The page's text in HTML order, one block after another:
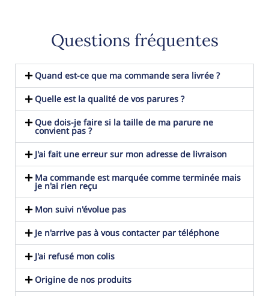
Questions fréquentes
Quand est-ce que ma commande sera livrée ?
Quelle est la qualité de vos parures ?
Que dois-je faire si la taille de ma parure ne
convient pas ?
J'ai fait une erreur sur mon adresse de livraison
Ma commande est marquée comme terminée mais
je n'ai rien reçu
Mon suivi n'évolue pas
Je n'arrive pas à vous contacter par téléphone
J'ai refusé mon colis
Origine de nos produits